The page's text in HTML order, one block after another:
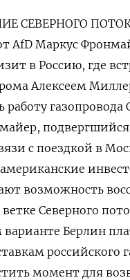
СЕВЕРНОГО
AfD Маркус
в Россию, где
Алексеем
работу газопровода
с поездкой в
возможность
Северного
Берлин
российского
момент для